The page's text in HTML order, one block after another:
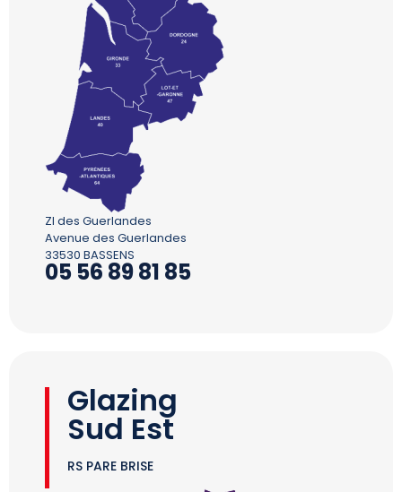
ZI des Guerlandes
Avenue des Guerlandes
33530 BASSENS
05 56 89 81 85
Glazing
Sud Est
RS PARE BRISE